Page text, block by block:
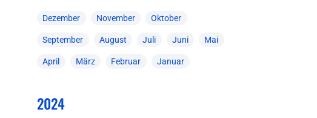
Dezember November Oktober
September August Juli Juni Mai
April März Februar Januar
2024